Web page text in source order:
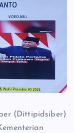
(Dittipidsiber)